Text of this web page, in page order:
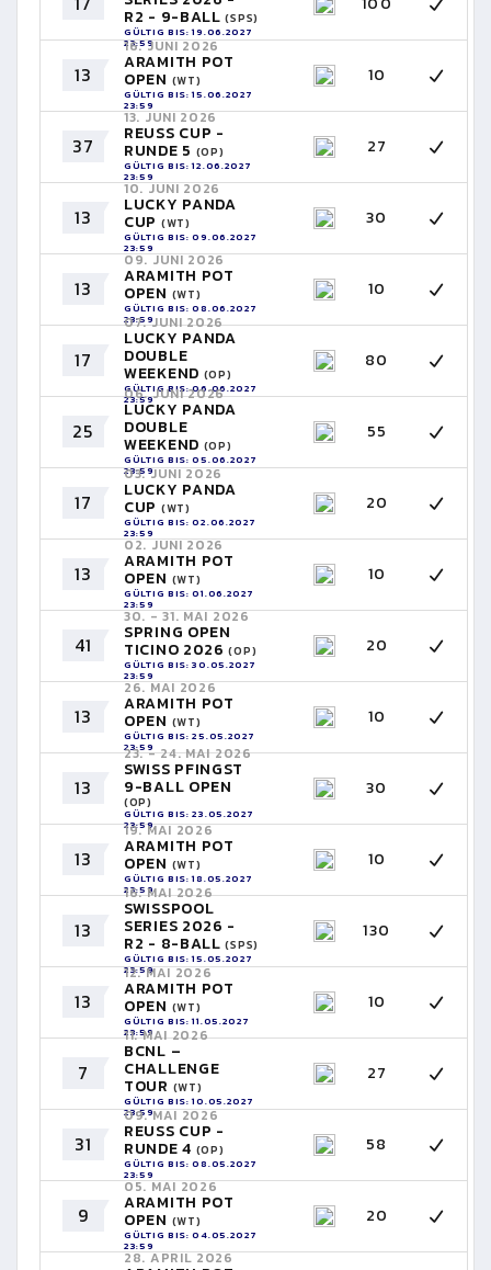
R2 - 9-BALL(SPS)
GÜLTIG BIS: 19.06.2027
23:59
13
16. JUNI 2026
ARAMITH POT
OPEN (WT)
GÜLTIG BIS: 15.06.2027
23:59
10
37
13. JUNI 2026
REUSS CUP -
RUNDE 5 (OP)
GÜLTIG BIS: 12.06.2027
23:59
27
13
10. JUNI 2026
LUCKY PANDA
CUP (WT)
GÜLTIG BIS: 09.06.2027
23:59
30
13
09. JUNI 2026
ARAMITH POT
OPEN (WT)
GÜLTIG BIS: 08.06.2027
23:59
10
17
07. JUNI 2026
LUCKY PANDA
DOUBLE
WEEKEND (OP)
GÜLTIG BIS: 06.06.2027
23:59
80
25
06. JUNI 2026
LUCKY PANDA
DOUBLE
WEEKEND (OP)
GÜLTIG BIS: 05.06.2027
23:59
55
17
03. JUNI 2026
LUCKY PANDA
CUP (WT)
GÜLTIG BIS: 02.06.2027
23:59
20
13
02. JUNI 2026
ARAMITH POT
OPEN (WT)
GÜLTIG BIS: 01.06.2027
23:59
10
41
30. - 31. MAI 2026
SPRING OPEN
TICINO 2026(OP)
GÜLTIG BIS: 30.05.2027
23:59
20
13
26. MAI 2026
ARAMITH POT
OPEN (WT)
GÜLTIG BIS: 25.05.2027
23:59
10
13
23. - 24. MAI 2026
SWISS PFINGST
9-BALL OPEN
(OP)
GÜLTIG BIS: 23.05.2027
23:59
30
13
19. MAI 2026
ARAMITH POT
OPEN (WT)
GÜLTIG BIS: 18.05.2027
23:59
10
13
16. MAI 2026
SWISSPOOL
SERIES 2026 -
R2 - 8-BALL(SPS)
GÜLTIG BIS: 15.05.2027
23:59
130
13
12. MAI 2026
ARAMITH POT
OPEN (WT)
GÜLTIG BIS: 11.05.2027
23:59
10
7
11. MAI 2026
BCNL –
CHALLENGE
TOUR (WT)
GÜLTIG BIS: 10.05.2027
23:59
27
31
09. MAI 2026
REUSS CUP -
RUNDE 4 (OP)
GÜLTIG BIS: 08.05.2027
23:59
58
9
05. MAI 2026
ARAMITH POT
OPEN (WT)
GÜLTIG BIS: 04.05.2027
23:59
20
28. APRIL 2026